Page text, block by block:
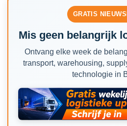
GRATIS
Mis geen belangrijk
Ontvang elke week de
transport, warehousing,
technologie in